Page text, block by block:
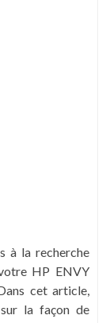
à la recherche
HP ENVY
cet article,
la façon de